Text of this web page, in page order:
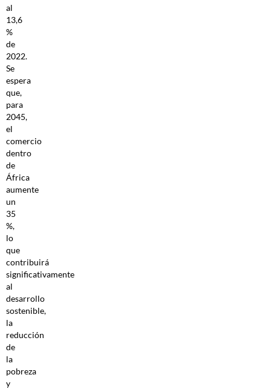
al
13,6
%
de
2022.
Se
espera
que,
para
2045,
el
comercio
dentro
de
África
aumente
un
35
%,
lo
que
contribuirá
significativamente
al
desarrollo
sostenible,
la
reducción
de
la
pobreza
y